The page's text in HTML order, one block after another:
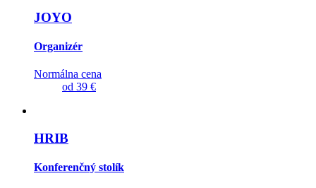
JOYO
Organizér
Normálna cena
od 39 €
HRIB
Konferenčný stolík